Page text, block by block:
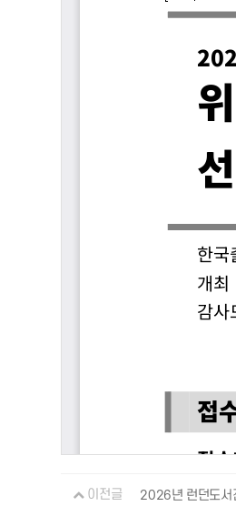
이전글 2026년 런던도서